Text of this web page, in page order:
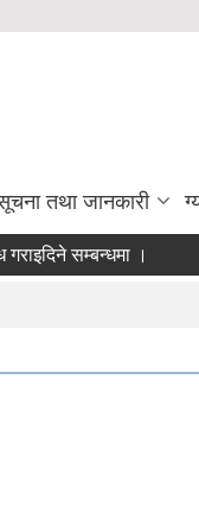
तथा जानकारी
सम्बन्धमा ।